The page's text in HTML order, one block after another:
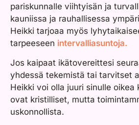
pariskunnalle viihtyisän ja
kauniissa ja rauhallisessa
Heikki tarjoaa myös
tarpeeseen intervalliasuntoja.
Jos kaipaat ikätovereittesi
yhdessä tekemistä tai tarvitset
Heikki voi olla juuri sinulle oikea
ovat kristilliset, mutta
uskonnollista.